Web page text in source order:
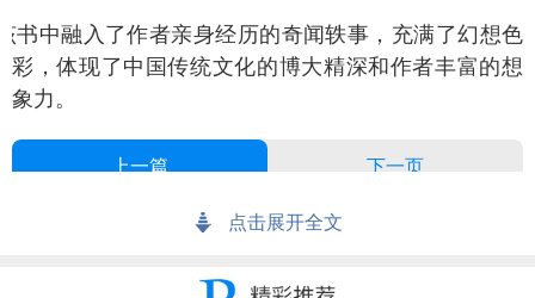
中融入了作者亲身经历的奇闻轶事，充满了幻想色
彩，体现了中国传统文化的博大精深和作者丰富的想
象力。
上一篇 下一页
点击展开全文